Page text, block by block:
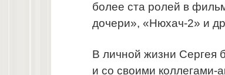
более ста ролей в
дочери», «Нюхач-2» и
В личной жизни Сергея
и со своими коллегами-